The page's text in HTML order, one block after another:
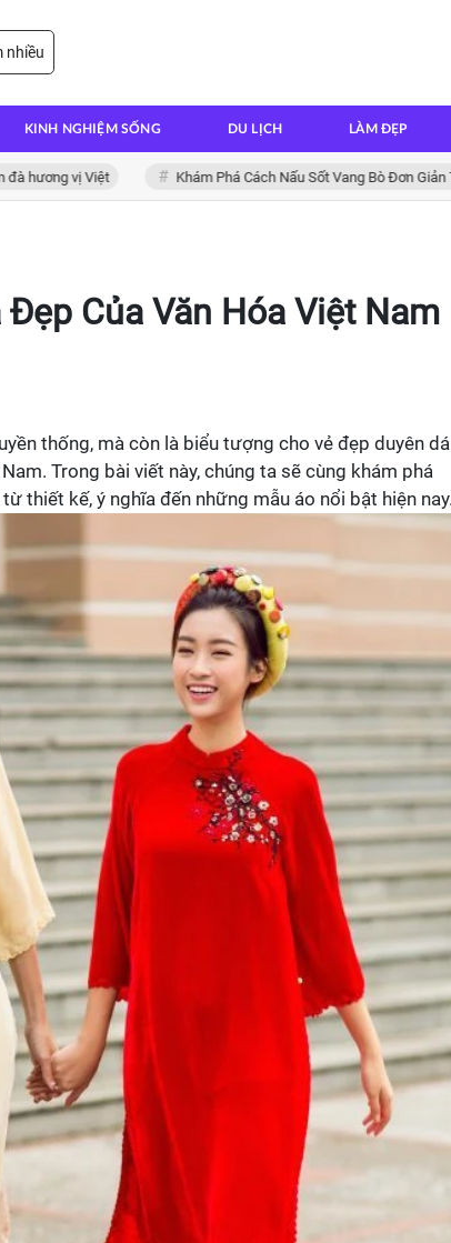
nhiều
KINH NGHIỆM SỐNG DU LỊCH LÀM ĐẸP
vị Việt Khám Phá Cách Nấu Sốt Vang Bò Đơn Giản Tại Nhà
Của Văn Hóa Việt Nam
thống, mà còn là biểu tượng cho vẻ đẹp duyên
Trong bài viết này, chúng ta sẽ cùng khám phá
thiết kế, ý nghĩa đến những mẫu áo nổi bật hiện